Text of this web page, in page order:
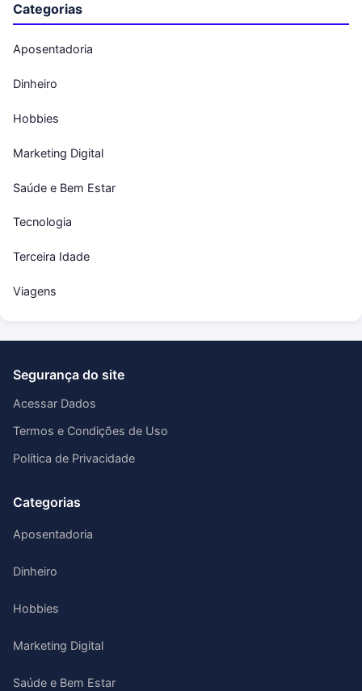
Categorias
Aposentadoria
Dinheiro
Hobbies
Marketing Digital
Saúde e Bem Estar
Tecnologia
Terceira Idade
Viagens
Segurança do site
Acessar Dados
Termos e Condições de Uso
Política de Privacidade
Categorias
Aposentadoria
Dinheiro
Hobbies
Marketing Digital
Saúde e Bem Estar